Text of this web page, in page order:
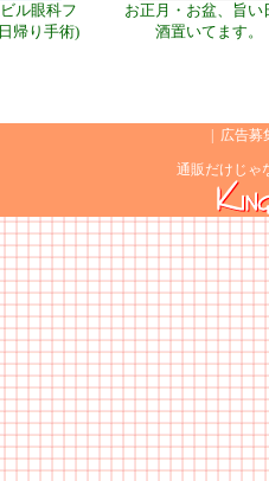
ル眼科フ
帰り手術)
お正月・お盆、旨い
酒置いてます。
広告募
通販だけじゃ